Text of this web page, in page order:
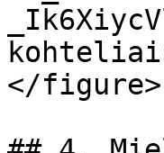
</figure>